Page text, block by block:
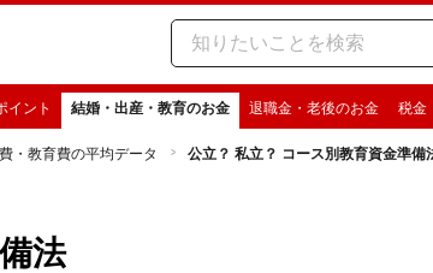
イント 結婚・出産・教育のお金 退職金・老後のお金 税金
・教育費の平均データ 公立？ 私立？ コース別教育資金準備
法